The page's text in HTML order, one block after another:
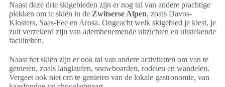
Naast deze drie skigebieden zijn er nog tal van andere prachtige
plekken om te skiën in de Zwitserse Alpen, zoals Davos-
Klosters, Saas-Fee en Arosa. Ongeacht welk skigebied je kiest, je
zult verzekerd zijn van adembenemende uitzichten en uitstekende
faciliteiten.
Naast het skiën zijn er ook tal van andere activiteiten om van te
genieten, zoals langlaufen, snowboarden, rodelen en wandelen.
Vergeet ook niet om te genieten van de lokale gastronomie, van